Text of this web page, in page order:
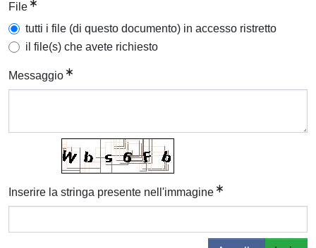
File
tutti i file (di questo documento) in accesso ristretto
il file(s) che avete richiesto
Messaggio
Inserire la stringa presente nell'immagine